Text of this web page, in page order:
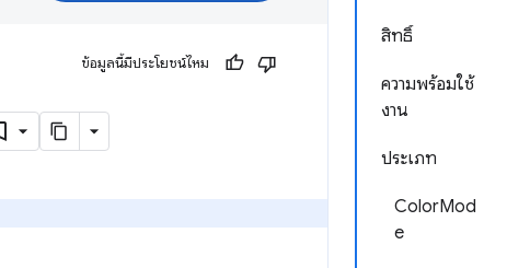
สิทธิ์
ความพร้อมใช้
งาน
ประเภท
ColorMod
e
ข้อมูลนี้มีประโยชน์ไหม